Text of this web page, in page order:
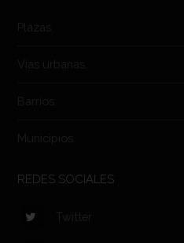
Plazas.
Vías urbanas.
Barrios.
Municipios.
REDES SOCIALES
Twitter